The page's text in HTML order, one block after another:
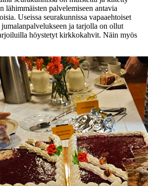
lähimmäisten palvelemiseen antavia
Useissa seurakunnissa vapaaehtoiset
ja tarjolla on ollut
höystetyt kirkkokahvit. Näin myös